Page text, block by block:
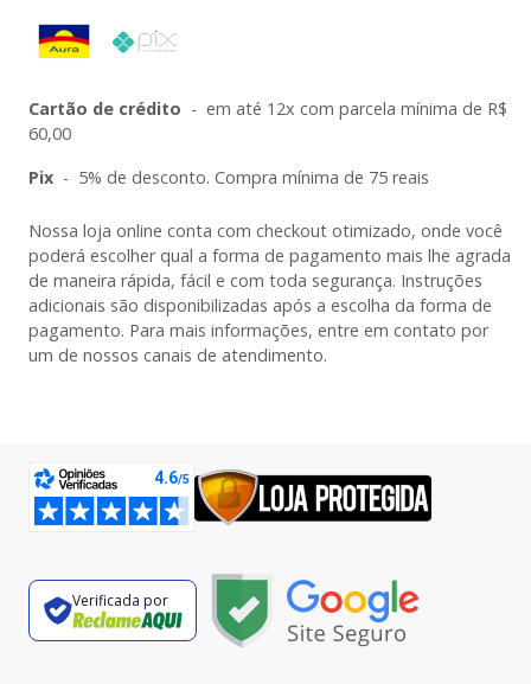
Cartão de crédito - em até 12x com parcela mínima de R$
60,00
Pix - 5% de desconto. Compra mínima de 75 reais
Nossa loja online conta com checkout otimizado, onde você
poderá escolher qual a forma de pagamento mais lhe agrada
de maneira rápida, fácil e com toda segurança. Instruções
adicionais são disponibilizadas após a escolha da forma de
pagamento. Para mais informações, entre em contato por
um de nossos canais de atendimento.
Verificada por